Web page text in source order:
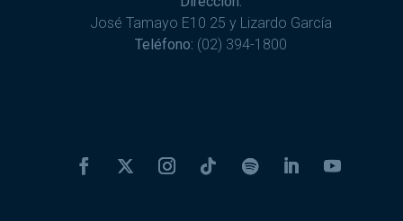
José Tamayo E10 25 y Lizardo García
Teléfono: (02) 394-1800